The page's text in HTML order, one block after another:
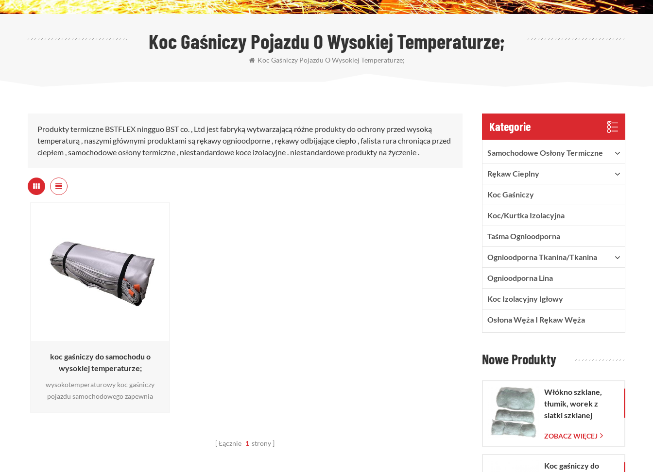
Koc Gaśniczy Pojazdu O Wysokiej Temperaturze;
Koc Gaśniczy Pojazdu O Wysokiej Temperaturze;
Produkty termiczne BSTFLEX ningguo BST co. , Ltd jest fabryką wytwarzającą różne produkty do ochrony przed wysoką
temperaturą , naszymi głównymi produktami są rękawy ognioodporne , rękawy odbijające ciepło , falista rura chroniąca przed
ciepłem , samochodowe osłony termiczne , niestandardowe koce izolacyjne . niestandardowe produkty na życzenie .
koc gaśniczy do samochodu o
wysokiej temperaturze;
wysokotemperaturowy koc gaśniczy
pojazdu samochodowego zapewnia
Łącznie 1 strony
Kategorie
Samochodowe Osłony Termiczne
Rękaw Cieplny
Koc Gaśniczy
Koc/kurtka Izolacyjna
Taśma Ognioodporna
Ognioodporna Tkanina/tkanina
Ognioodporna Lina
Koc Izolacyjny Igłowy
Osłona Węża I Rękaw Węża
Nowe Produkty
Włókno szklane,
tłumik, worek z
siatki szklanej
ZOBACZ WIĘCEJ
Koc gaśniczy do